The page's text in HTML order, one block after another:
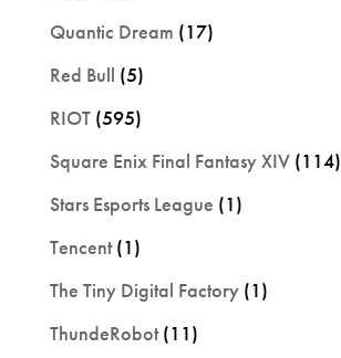
Quantic Dream (17)
Red Bull (5)
RIOT(595)
Square Enix Final Fantasy XIV(114)
Stars Esports League (1)
Tencent(1)
The Tiny Digital Factory(1)
ThundeRobot(11)